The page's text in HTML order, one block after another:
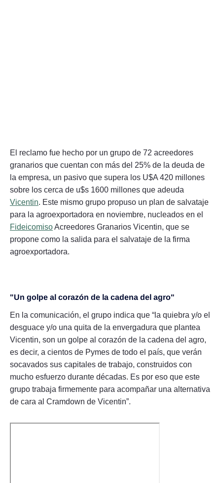
El reclamo fue hecho por un grupo de 72 acreedores
granarios que cuentan con más del 25% de la deuda de
la empresa, un pasivo que supera los U$A 420 millones
sobre los cerca de u$s 1600 millones que adeuda
Vicentin. Este mismo grupo propuso un plan de salvataje
para la agroexportadora en noviembre, nucleados en el
FideicomisoAcreedores Granarios Vicentin, que se
propone como la salida para el salvataje de la firma
agroexportadora.
"Un golpe al corazón de la cadena del agro"
En la comunicación, el grupo indica que “la quiebra y/o el
desguace y/o una quita de la envergadura que plantea
Vicentin, son un golpe al corazón de la cadena del agro,
es decir, a cientos de Pymes de todo el país, que verán
socavados sus capitales de trabajo, construidos con
mucho esfuerzo durante décadas. Es por eso que este
grupo trabaja firmemente para acompañar una alternativa
de cara al Cramdown de Vicentin”.